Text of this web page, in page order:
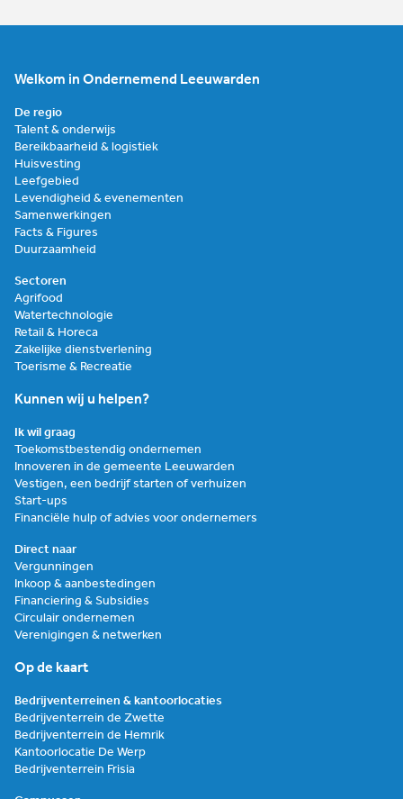
Welkom in Ondernemend Leeuwarden
De regio
Talent & onderwijs
Bereikbaarheid & logistiek
Huisvesting
Leefgebied
Levendigheid & evenementen
Samenwerkingen
Facts & Figures
Duurzaamheid
Sectoren
Agrifood
Watertechnologie
Retail & Horeca
Zakelijke dienstverlening
Toerisme & Recreatie
Kunnen wij u helpen?
Ik wil graag
Toekomstbestendig ondernemen
Innoveren in de gemeente Leeuwarden
Vestigen, een bedrijf starten of verhuizen
Start-ups
Financiële hulp of advies voor ondernemers
Direct naar
Vergunningen
Inkoop & aanbestedingen
Financiering & Subsidies
Circulair ondernemen
Verenigingen & netwerken
Op de kaart
Bedrijventerreinen & kantoorlocaties
Bedrijventerrein de Zwette
Bedrijventerrein de Hemrik
Kantoorlocatie De Werp
Bedrijventerrein Frisia